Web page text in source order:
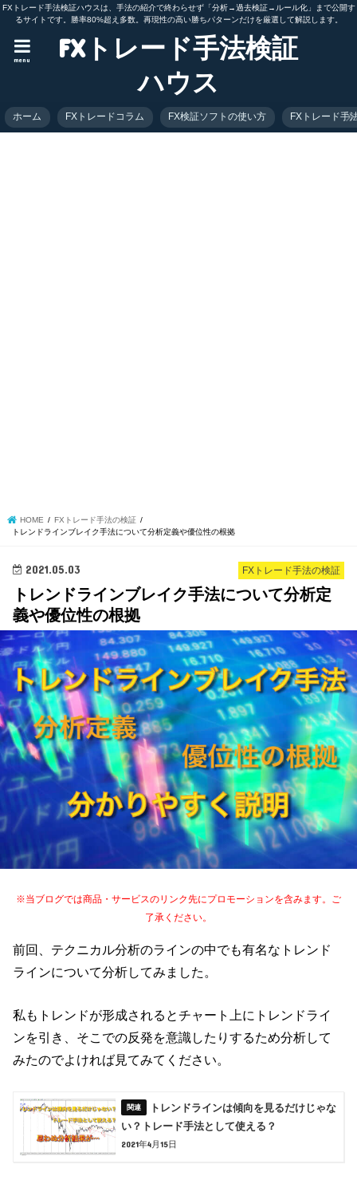
FXトレード手法検証ハウスは、手法の紹介で終わらせず「分析→過去検証→ルール化」まで公開す
るサイトです。勝率80%超え多数。再現性の高い勝ちパターンだけを厳選して解説します。
FXトレード手法検証
ハウス
menu
ホーム FXトレードコラム FX検証ソフトの使い方 FXトレード手
HOME
FXトレード手法の検証
トレンドラインブレイク手法について分析定義や優位性の根拠
FXトレード手法の検証
2021.05.03
トレンドラインブレイク手法について分析定
義や優位性の根拠
※当ブログでは商品・サービスのリンク先にプロモーションを含みます。ご
了承ください。
前回、テクニカル分析のラインの中でも有名なトレンド
ラインについて分析してみました。
私もトレンドが形成されるとチャート上にトレンドライ
ンを引き、そこでの反発を意識したりするため分析して
みたのでよければ見てみてください。
トレンドラインは傾向を見るだけじゃな
い？トレード手法として使える？
2021年4月15日